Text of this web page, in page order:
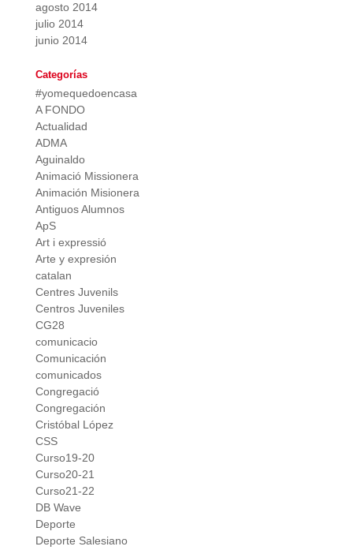
agosto 2014
julio 2014
junio 2014
Categorías
#yomequedoencasa
A FONDO
Actualidad
ADMA
Aguinaldo
Animació Missionera
Animación Misionera
Antiguos Alumnos
ApS
Art i expressió
Arte y expresión
catalan
Centres Juvenils
Centros Juveniles
CG28
comunicacio
Comunicación
comunicados
Congregació
Congregación
Cristóbal López
CSS
Curso19-20
Curso20-21
Curso21-22
DB Wave
Deporte
Deporte Salesiano